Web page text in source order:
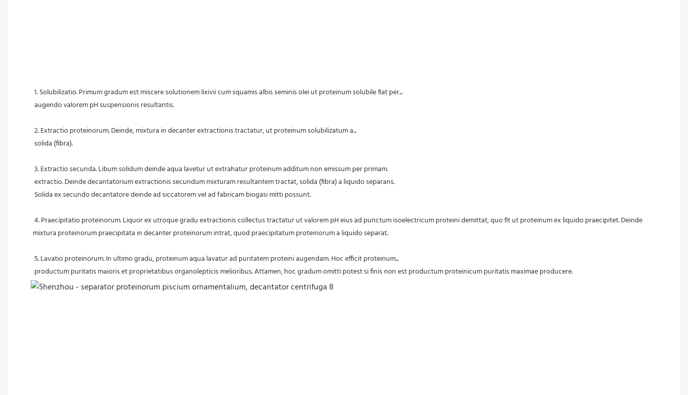
1. Solubilizatio. Primum gradum est miscere solutionem lixivii cum squamis albis seminis olei ut proteinum solubile fiat per...
augendo valorem pH suspensionis resultantis.
2. Extractio proteinorum. Deinde, mixtura in decanter extractionis tractatur, ut proteinum solubilizatum a...
solida (fibra).
3. Extractio secunda. Libum solidum deinde aqua lavetur ut extrahatur proteinum additum non emissum per primam.
extractio. Deinde decantatorium extractionis secundum mixturam resultantem tractat, solida (fibra) a liquido separans.
Solida ex secundo decantatore deinde ad siccatorem vel ad fabricam biogasi mitti possunt.
mixtura proteinorum praecipitata in decanter proteinorum intrat, quod praecipitatum proteinorum a liquido separat.
5. Lavatio proteinorum. In ultimo gradu, proteinum aqua lavatur ad puritatem proteini augendam. Hoc efficit proteinum...
productum puritatis maioris et proprietatibus organolepticis melioribus. Attamen, hoc gradum omitti potest si finis non est productum proteinicum puritatis maximae producere.